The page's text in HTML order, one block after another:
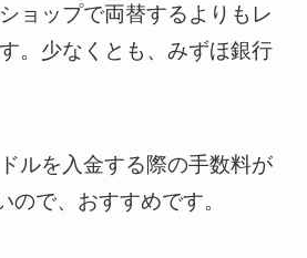
ョップで両替するよりもレ
。少なくとも、みずほ銀行
ルを入金する際の手数料が
ので、おすすめです。